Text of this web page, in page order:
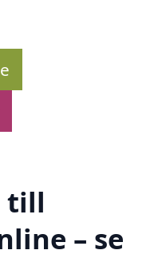
till
– se